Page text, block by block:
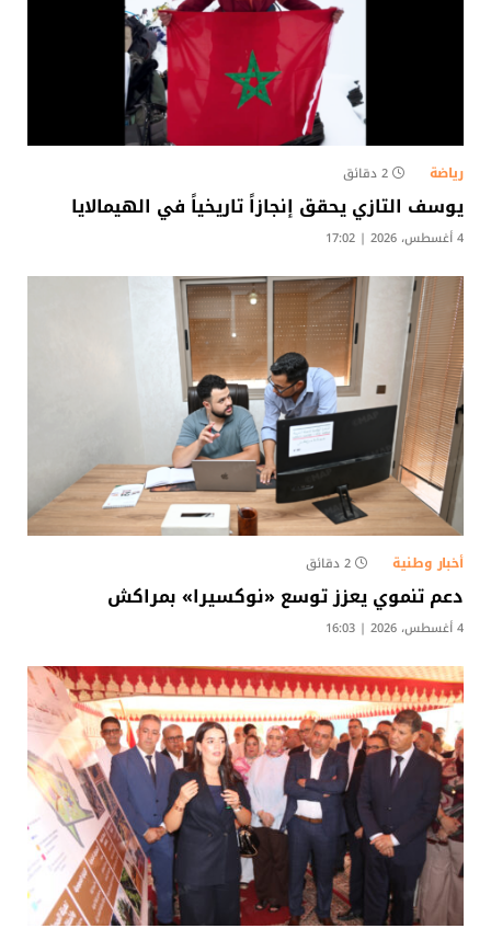
رياضة 2 دقائق
يوسف التازي يحقق إنجازاً تاريخياً في الهيمالايا
4 أغسطس، 2026 | 17:02
أخبار وطنية 2 دقائق
دعم تنموي يعزز توسع «نوكسيرا» بمراكش
4 أغسطس، 2026 | 16:03